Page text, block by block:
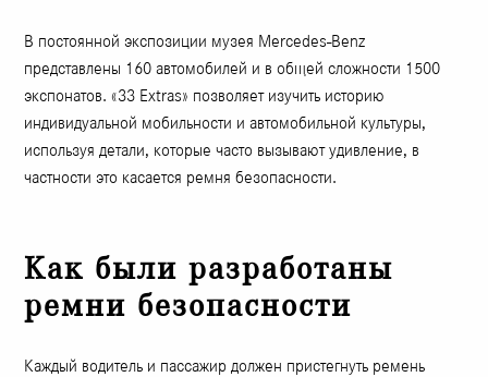
В постоянной экспозиции музея Mercedes-Benz
представлены 160 автомобилей и в общей сложности 1500
экспонатов. «33 Extras» позволяет изучить историю
индивидуальной мобильности и автомобильной культуры,
используя детали, которые часто вызывают удивление, в
частности это касается ремня безопасности.
Как были разработаны
ремни безопасности
Каждый водитель и пассажир должен пристегнуть ремень